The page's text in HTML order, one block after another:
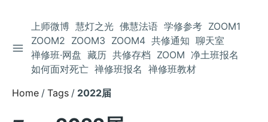
Skip
TOGGLE SIDEBAR
上师微博 慧灯之光 佛慧法语 学修参考 ZOOM1
ZOOM2 ZOOM3 ZOOM4 共修通知 聊天室
禅修班·网盘 藏历 共修存档 ZOOM 净土班报名
如何面对死亡 禅修班报名 禅修班教材
Home
Tags 2022届